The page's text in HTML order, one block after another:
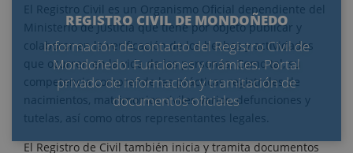
REGISTRO CIVIL DE MONDOÑEDO
Información de contacto del Registro Civil de
Mondoñedo. Funciones y trámites. Portal
privado de información y tramitación de
documentos oficiales
El Registro Civil es un Organismo Oficial dependiente del
Ministerio de Justicia que tiene por objeto publicar y
colaborar en la verificación de los hechos y actividades
que ocurren en la vida de las personas. Como tal, su
competencia comprende las prácticas registrales de
nacimientos, matrimonios civiles varios, defunciones y
tutelas, así como otros representantes legales.
El Registro de Civil también inicia y tramita documentos